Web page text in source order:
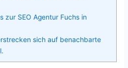
zur SEO Agentur Fuchs in
sich auf benachbarte